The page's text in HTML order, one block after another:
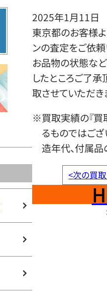
2025年1月11日
東京都のお客様
ンの査定をご依頼
お品物の状態など
したところご了
取させていただき
※買取実績の『買
るものではござ
造年代、付属品
<次の買